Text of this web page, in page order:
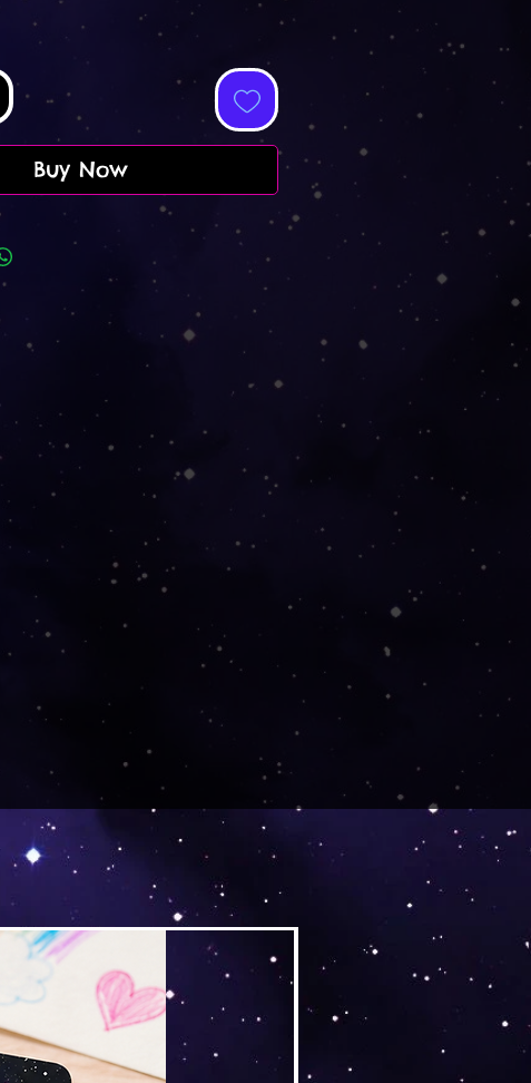
Buy Now
Versand by Tiny Tami